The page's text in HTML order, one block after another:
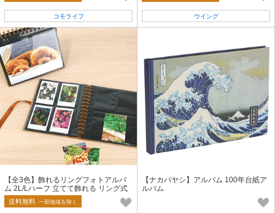
コモライフ ウイング
【全3色】飾れるリングフォトアルバ
ム 2L/Lハーフ 立てて飾れる リング式
アルバム
送料無料 一部地域を除く
【ナカバヤシ】アルバム 100年台紙ア
ルバム